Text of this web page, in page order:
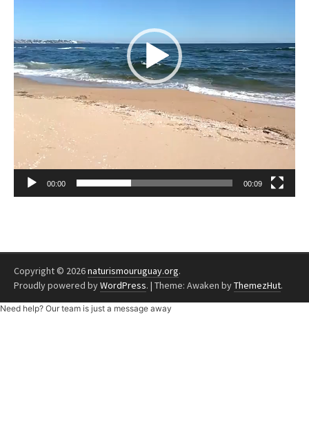
00:00 00:09
Copyright © 2026naturismouruguay.org.
Proudly powered byWordPress. | Theme: Awaken byThemezHut.
Need help? Our team is just a message away